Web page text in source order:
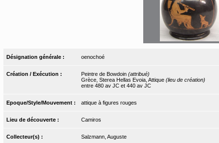
Désignation générale : oenochoé
Création / Exécution : Peintre de Bowdoin (attribué)
Grèce, Sterea Hellas Evoia, Attique (lieu de création)
entre 480 av JC et 440 av JC
Epoque/Style/Mouvement : attique à figures rouges
Lieu de découverte : Camiros
Collecteur(s) : Salzmann, Auguste